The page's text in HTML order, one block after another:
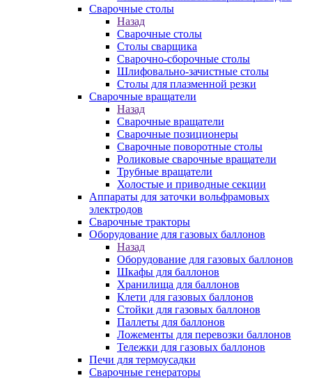
Сварочные столы
Назад
Сварочные столы
Столы сварщика
Сварочно-сборочные столы
Шлифовально-зачистные столы
Столы для плазменной резки
Сварочные вращатели
Назад
Сварочные вращатели
Сварочные позиционеры
Сварочные поворотные столы
Роликовые сварочные вращатели
Трубные вращатели
Холостые и приводные секции
Аппараты для заточки вольфрамовых
электродов
Сварочные тракторы
Оборудование для газовых баллонов
Назад
Оборудование для газовых баллонов
Шкафы для баллонов
Хранилища для баллонов
Клети для газовых баллонов
Стойки для газовых баллонов
Паллеты для баллонов
Ложементы для перевозки баллонов
Тележки для газовых баллонов
Печи для термоусадки
Сварочные генераторы